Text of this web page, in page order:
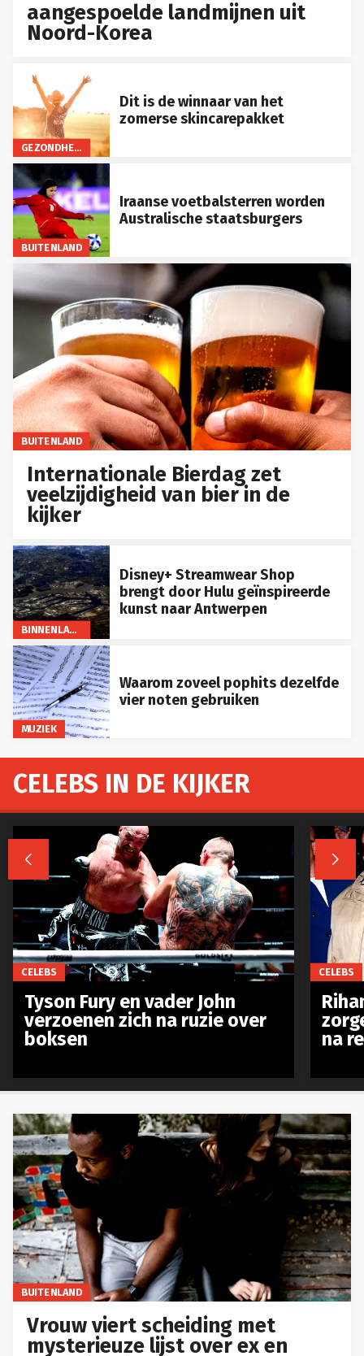
aangespoelde landmijnen uit
Noord-Korea
GEZONDHEID
Dit is de winnaar van het
zomerse skincarepakket
BUITENLAND
Iraanse voetbalsterren worden
Australische staatsburgers
BUITENLAND
Internationale Bierdag zet
veelzijdigheid van bier in de
kijker
BINNENLAND
Disney+ Streamwear Shop
brengt door Hulu geïnspireerde
kunst naar Antwerpen
MUZIEK
Waarom zoveel pophits dezelfde
vier noten gebruiken
BUITENLAND
Vrouw viert scheiding met
mysterieuze lijst over ex en
CELEBS IN DE KIJKER
 
CELEBS
Tyson Fury en vader John
verzoenen zich na ruzie over
boksen
CELEBS
na